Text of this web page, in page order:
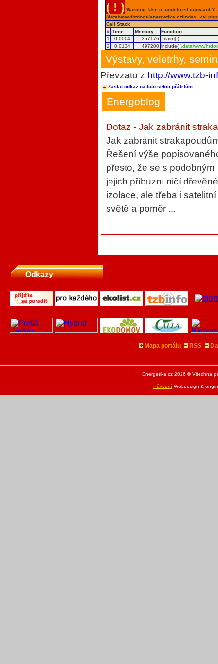
( ! ) Warning: Use of undefined constant
/data/www/htdocs/energetika.cz/
Call Stack
# Time Memory
Function
1
0.0004 357176 {main}( )
2
0.0134 497200 include('/data/www/
Výstavy, veletrhy,
Převzato z http://www.tzb-
Zaslat odkaz na tuto sekci přátelům...
Energoblog
Dotaz - Jak zabránit
Jak zabránit
Řešení výše
přesto, že se s
jejich příbuzní ničí
izolace, ale třeba i
světě a poměr ...
Odkazy
Mapa portálu RSS
Energetika.cz 2026 © Všechna
PůvodníWebdesign &